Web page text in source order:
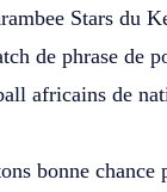
Stars du
de phrase de
africains de
bonne chance